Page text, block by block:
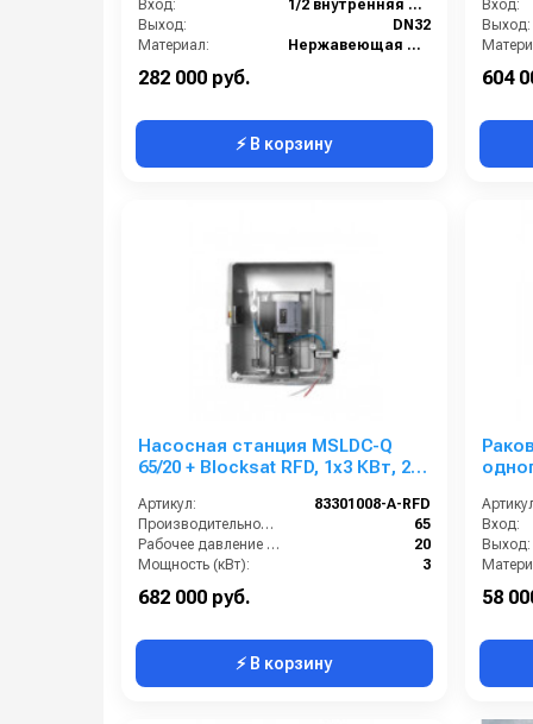
Вход:
1/2 внутренняя резьба
Выход:
DN32
Материал:
Нержавеющая сталь
282 000 руб.
⚡ В корзину
Вход:
Выход:
604
Насосная станция MSLDC-Q
65/20 + Blocksat RFD, 1x3 КВт, 20
Артикул:
83301008-A-RFD
Производительность (л/мин):
65
Рабочее давление (бар):
20
Мощность (кВт):
3
682 000 руб.
⚡ В корзину
чаша
Вход:
Выход:
58